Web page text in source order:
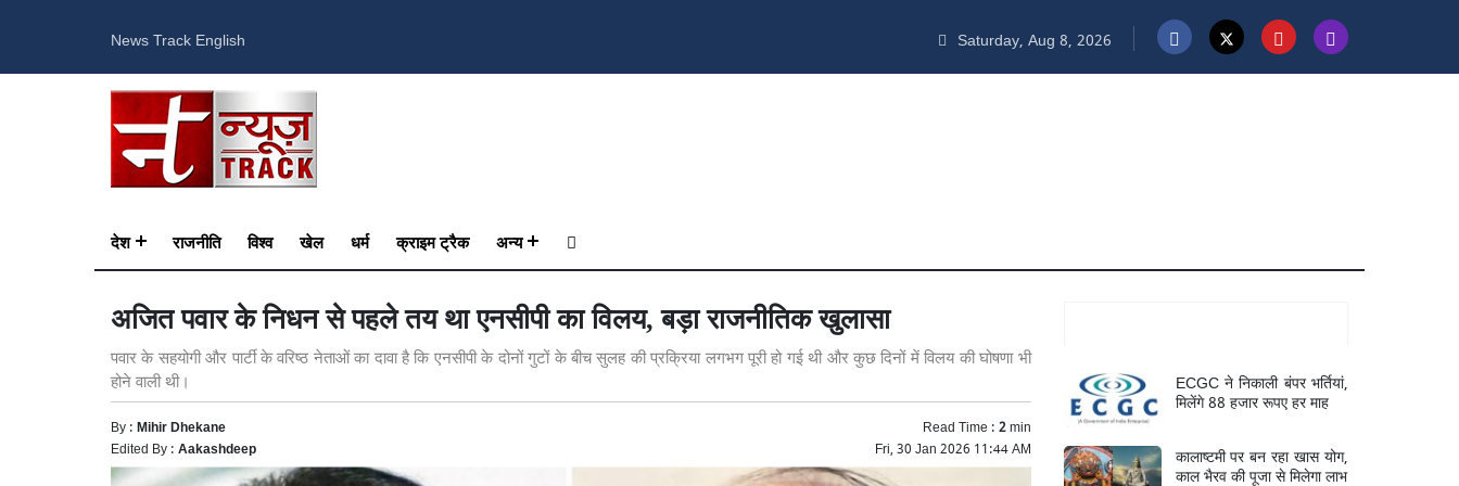
News Track English Saturday, Aug 8, 2026
देश राजनीति विश्व खेल धर्म क्राइम ट्रैक अन्य
अजित पवार के निधन से पहले तय था एनसीपी का विलय, बड़ा राजनीतिक खुलासा
पवार के सहयोगी और पार्टी के वरिष्ठ नेताओं का दावा है कि एनसीपी के दोनों गुटों के बीच सुलह की प्रक्रिया लगभग पूरी हो गई थी और कुछ दिनों में विलय की घोषणा भी
होने वाली थी।
By :Mihir Dhekane Read Time :2min
Edited By :Aakashdeep Fri, 30 Jan 2026 11:44 AM
ECGC ने निकाली बंपर भर्तियां,
मिलेंगे 88 हजार रूपए हर माह
कालाष्टमी पर बन रहा खास योग,
काल भैरव की पूजा से मिलेगा लाभ